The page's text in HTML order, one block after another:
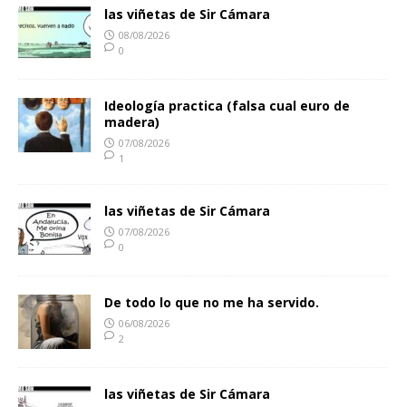
las viñetas de Sir Cámara
08/08/2026
0
Ideología practica (falsa cual euro de
madera)
07/08/2026
1
las viñetas de Sir Cámara
07/08/2026
0
De todo lo que no me ha servido.
06/08/2026
2
las viñetas de Sir Cámara